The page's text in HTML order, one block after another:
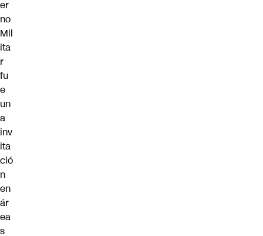
er
no
Mil
ita
r
fu
e
un
a
inv
ita
ció
n
en
ár
ea
s